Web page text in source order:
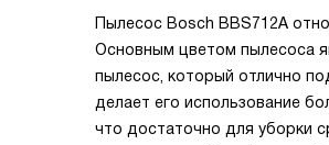
Пылесос Bosch BBS712A
Основным цветом пылесоса
пылесос, который отлично
делает его использование
что достаточно для уборки